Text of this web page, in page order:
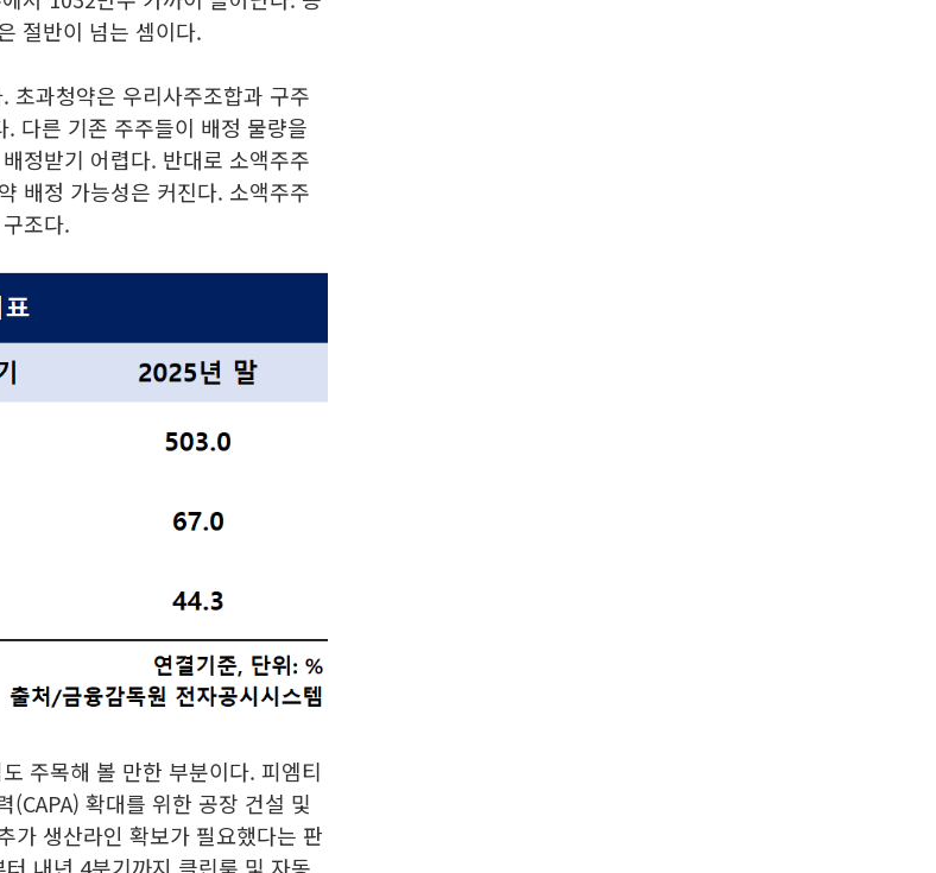
절반이 넘는 셈이다.
초과청약은 우리사주조합과 구주
다른 기존 주주들이 배정 물량을
정받기 어렵다. 반대로 소액주주
배정 가능성은 커진다. 소액주주
조다.
주목해 볼 만한 부분이다. 피엠티
확대를 위한 공장 건설 및
가 생산라인 확보가 필요했다는 판